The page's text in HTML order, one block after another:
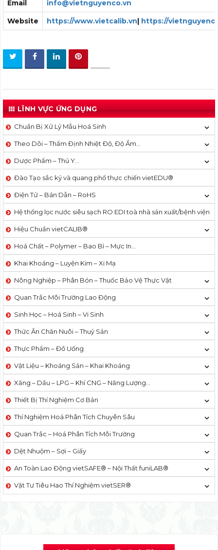
Email info@vietnguyenco.vn
Website https://www.vietcalib.vn| https://
LĨNH VỰC ỨNG DỤNG
Chuẩn Bị Xử Lý Mẫu Hoá Sinh
Theo Dõi – Thẩm Định Nhiệt Độ, Độ Ẩm…
Dược Phẩm – Thú Y…
Đào Tạo sắc ký và quang phổ thực chiến vietEDU®
Điện Tử – Bán Dẫn – RoHS
Hệ thống lọc nước siêu sạch RO EDI​​ toà nhà sản xuất/bệnh viện
Hiệu Chuẩn vietCALIB®
Hoá Chất – Polymer – Bao Bì – Mực In…
Khai Khoáng – Luyện Kim – Xi Mạ
Nông Nghiệp – Phân Bón – Thuốc Bảo Vệ Thực Vật
Quan Trắc Môi Trường Lao Động
Sinh Học – Hoá Sinh – Vi Sinh
Thức Ăn Chăn Nuôi – Thuỷ Sản
Thực Phẩm – Đồ Uống
Vật Liệu – Khoáng Sản – Khai Khoáng
Xăng – Dầu – LPG – Khí CNG – Năng Lượng…
Thiết Bị Thí Nghiệm Cơ Bản
Thí Nghiệm Hoá Phân Tích Chuyên Sâu
Quan Trắc – Hoá Phân Tích Môi Trường
Dệt Nhuộm – Sợi – Giấy
An Toàn Lao Động vietSAFE® – Nội Thất funiLAB®
Vật Tư Tiêu Hao Thí Nghiệm vietSER®